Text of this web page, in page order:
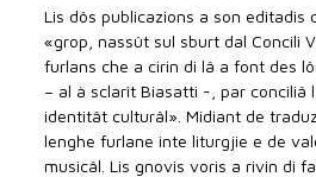
Lis dôs publicazions a son editadis
«grop, nassût sul sburt dal Concili
furlans che a cirin di lâ a font des
– al à sclarît Biasatti -, par conciliâ
identitât culturâl». Midiant de
lenghe furlane inte liturgjie e de
musicâl. Lis gnovis voris a rivin di